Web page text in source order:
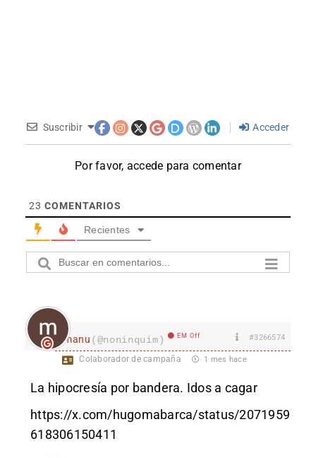
Suscribir Acceder
Por favor, accede para comentar
23 COMENTARIOS
Recientes
manu (@noninquim) EM Off #3266574
Colaborador de campaña 1 mes hace
La hipocresía por bandera. Idos a cagar
https://x.com/hugomabarca/status/2071959
618306150411